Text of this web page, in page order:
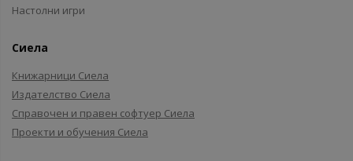
Настолни игри
Сиела
Книжарници Сиела
Издателство Сиела
Справочен и правен софтуер Сиела
Проекти и обучения Сиела